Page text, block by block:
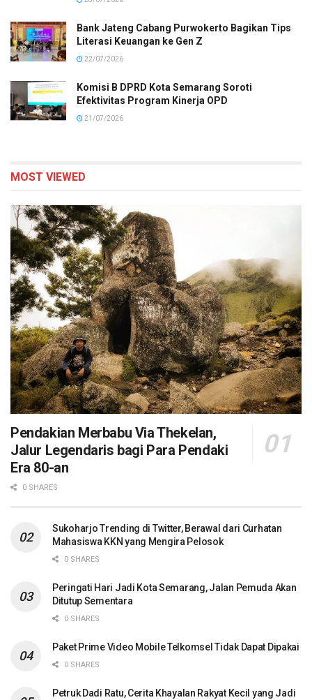
Bank Jateng Cabang Purwokerto Bagikan Tips
Literasi Keuangan ke Gen Z
22/07/2026
Komisi B DPRD Kota Semarang Soroti
Efektivitas Program Kinerja OPD
21/07/2026
MOST VIEWED
Pendakian Merbabu Via Thekelan,
Jalur Legendaris bagi Para Pendaki
Era 80-an
0 SHARES
Sukoharjo Trending di Twitter, Berawal dari Curhatan
Mahasiswa KKN yang Mengira Pelosok
0 SHARES
Peringati Hari Jadi Kota Semarang, Jalan Pemuda Akan
Ditutup Sementara
0 SHARES
Paket Prime Video Mobile Telkomsel Tidak Dapat Dipakai
0 SHARES
Petruk Dadi Ratu, Cerita Khayalan Rakyat Kecil yang Jadi